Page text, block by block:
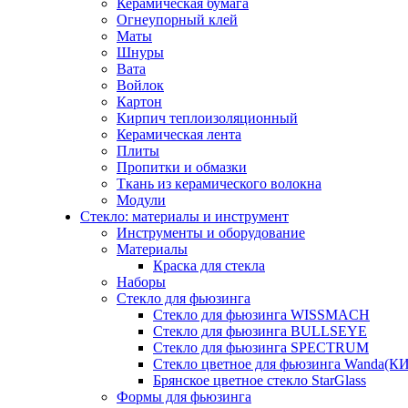
Керамическая бумага
Огнеупорный клей
Маты
Шнуры
Вата
Войлок
Картон
Кирпич теплоизоляционный
Керамическая лента
Плиты
Пропитки и обмазки
Ткань из керамического волокна
Модули
Стекло: материалы и инструмент
Инструменты и оборудование
Материалы
Краска для стекла
Наборы
Стекло для фьюзинга
Стекло для фьюзинга WISSMACH
Стекло для фьюзинга BULLSEYE
Стекло для фьюзинга SPECTRUM
Стекло цветное для фьюзинга
Брянское цветное стекло StarGlass
Формы для фьюзинга